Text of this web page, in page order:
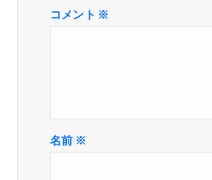
コメント ※
名前 ※